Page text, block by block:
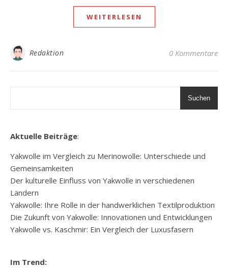
WEITERLESEN
Redaktion 0 Kommentare
Suchen
Aktuelle Beiträge:
Yakwolle im Vergleich zu Merinowolle: Unterschiede und
Gemeinsamkeiten
Der kulturelle Einfluss von Yakwolle in verschiedenen
Ländern
Yakwolle: Ihre Rolle in der handwerklichen Textilproduktion
Die Zukunft von Yakwolle: Innovationen und Entwicklungen
Yakwolle vs. Kaschmir: Ein Vergleich der Luxusfasern
Im Trend: